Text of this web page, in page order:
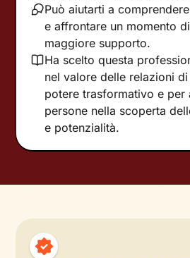
Può aiutarti a
e affrontare un momento
maggiore supporto.
Ha scelto questa
nel valore delle relazioni
potere trasformativo e per
persone nella scoperta
e potenzialità.